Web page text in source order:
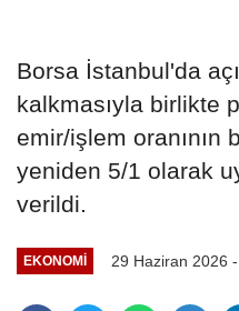
Borsa İstanbul'da
kalkmasıyla birlikte
emir/işlem oranının
yeniden 5/1 olarak
verildi.
EKONOMI 29 Haziran 2026